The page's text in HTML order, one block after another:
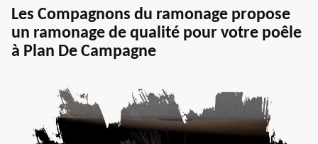
Les Compagnons du ramonage propose
un ramonage de qualité pour votre poêle
à Plan De Campagne